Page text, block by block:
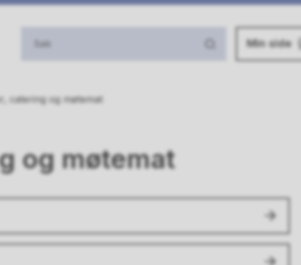
Min side
catering og møtemat
og møtemat